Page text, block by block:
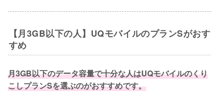
【月3GB以下の人】UQモバイルのプランSがおす
すめ
月3GB以下のデータ容量で十分な人はUQモバイルのくり
こしプランSを選ぶのがおすすめです。